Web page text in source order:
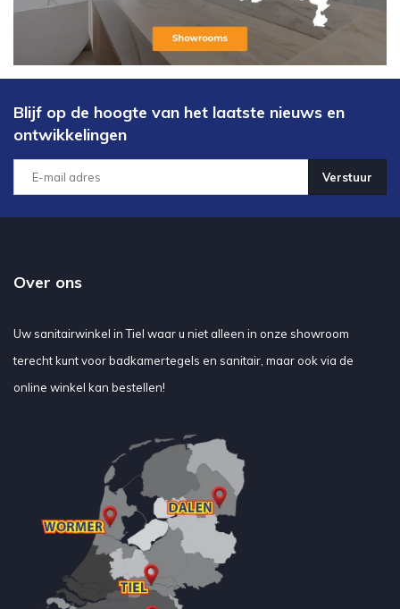
Blijf op de hoogte van het laatste nieuws en
ontwikkelingen
Verstuur
Over ons
Uw sanitairwinkel in Tiel waar u niet alleen in onze showroom
terecht kunt voor badkamertegels en sanitair, maar ook via de
online winkel kan bestellen!